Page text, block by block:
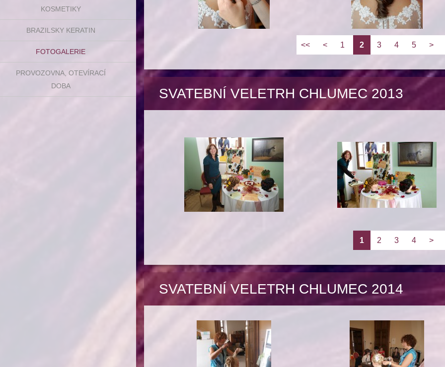
KOSMETIKY
BRAZILSKY KERATIN
FOTOGALERIE
PROVOZOVNA, OTEVÍRACÍ
DOBA
<< < 1 2 3 4 5 >
SVATEBNÍ VELETRH CHLUMEC 2013
1 2 3 4 >
SVATEBNÍ VELETRH CHLUMEC 2014